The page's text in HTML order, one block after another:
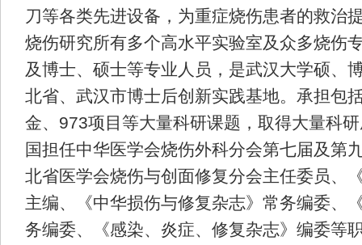
刀等各类先进设备，为重症烧伤患者的救治
烧伤研究所有多个高水平实验室及众多烧伤
及博士、硕士等专业人员，是武汉大学硕、
北省、武汉市博士后创新实践基地。承担包
金、973项目等大量科研课题，取得大量科
国担任中华医学会烧伤外科分会第七届及第
北省医学会烧伤与创面修复分会主任委员、
主编、《中华损伤与修复杂志》常务编委、
务编委、《感染、炎症、修复杂志》编委等